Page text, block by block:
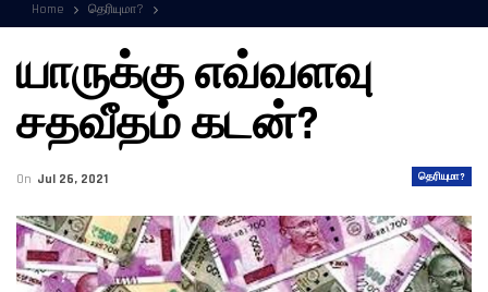
Home தெரியுமா?
யாருக்கு எவ்வளவு
சதவீதம் கடன்?
தெரியுமா?
On Jul 26, 2021